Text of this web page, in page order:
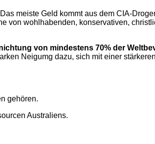
Das meiste Geld kommt aus dem CIA-
von wohlhabenden, konservativen,
von mindestens 70% der
Neigumg dazu, sich mit einer
gehören.
Australiens.